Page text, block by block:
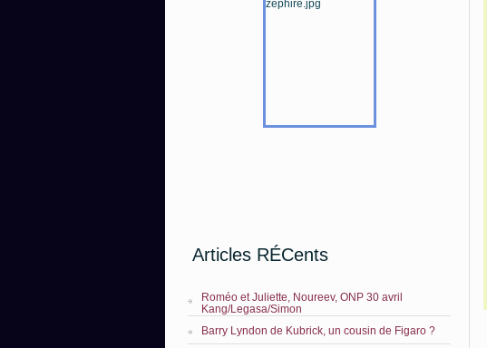
Articles RÉCents
Roméo et Juliette, Noureev, ONP 30 avril
Kang/Legasa/Simon
Barry Lyndon de Kubrick, un cousin de Figaro ?